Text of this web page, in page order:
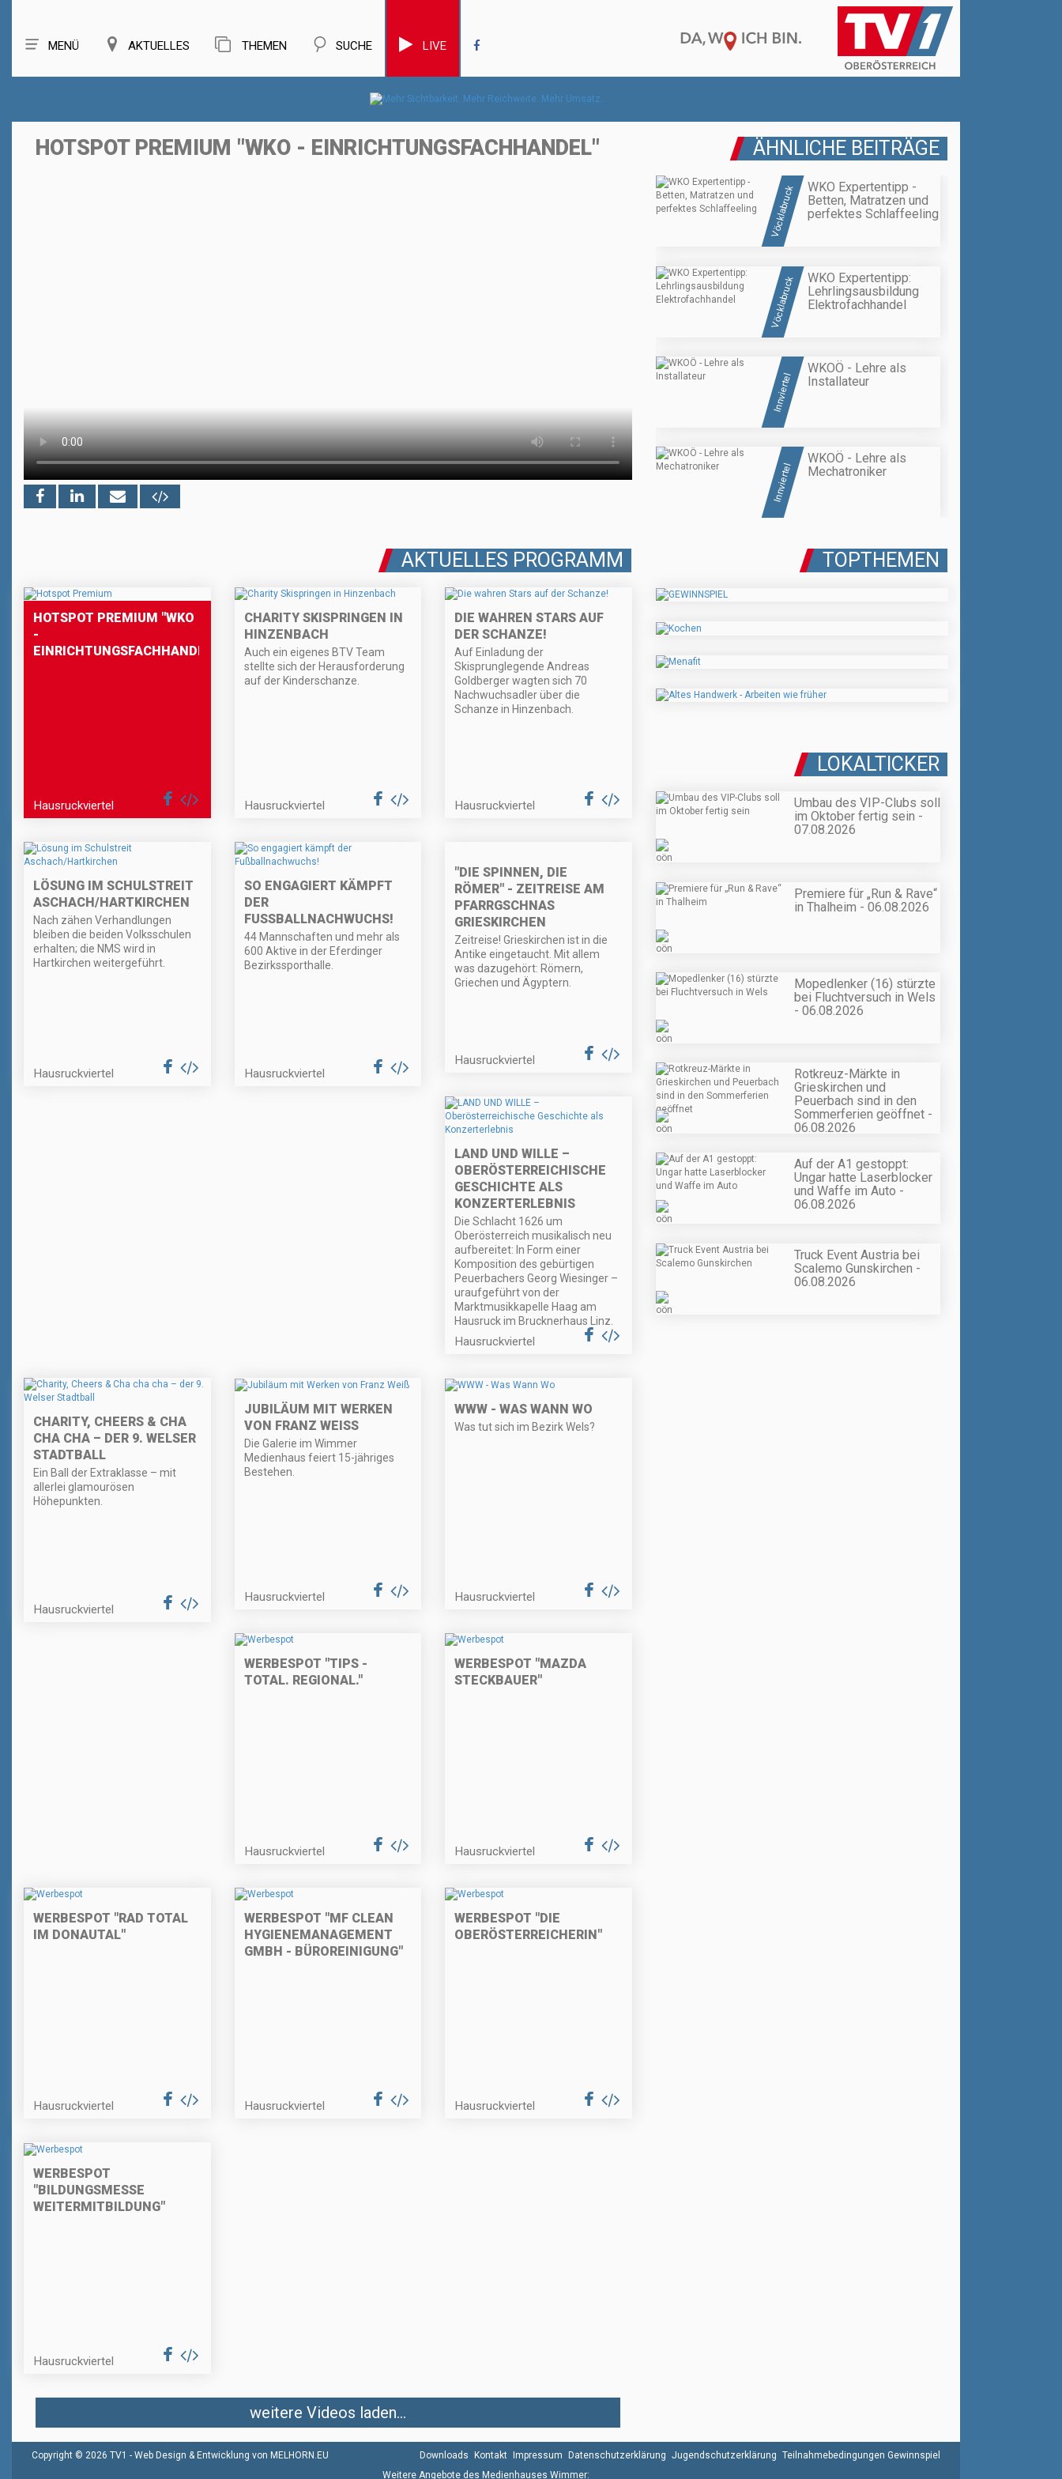
MENÜ AKTUELLES THEMEN SUCHE LIVE
HOTSPOT PREMIUM "WKO - EINRICHTUNGSFACHHANDEL" ÄHNLICHE BEITRÄGE
Vöcklabruck
WKO Expertentipp -
Betten, Matratzen und
perfektes Schlaffeeling
Vöcklabruck
WKO Expertentipp:
Lehrlingsausbildung
Elektrofachhandel
Innviertel
WKOÖ - Lehre als
Installateur
Innviertel
WKOÖ - Lehre als
Mechatroniker
AKTUELLES PROGRAMM
HOTSPOT PREMIUM "WKO
-
EINRICHTUNGSFACHHANDEL"
Hausruckviertel
CHARITY SKISPRINGEN IN
HINZENBACH
Auch ein eigenes BTV Team
stellte sich der Herausforderung
auf der Kinderschanze.
Hausruckviertel
DIE WAHREN STARS AUF
DER SCHANZE!
Auf Einladung der
Skisprunglegende Andreas
Goldberger wagten sich 70
Nachwuchsadler über die
Schanze in Hinzenbach.
Hausruckviertel
LÖSUNG IM SCHULSTREIT
ASCHACH/HARTKIRCHEN
Nach zähen Verhandlungen
bleiben die beiden Volksschulen
erhalten; die NMS wird in
Hartkirchen weitergeführt.
Hausruckviertel
SO ENGAGIERT KÄMPFT
DER
FUSSBALLNACHWUCHS!
44 Mannschaften und mehr als
600 Aktive in der Eferdinger
Bezirkssporthalle.
Hausruckviertel
"DIE SPINNEN, DIE
RÖMER" - ZEITREISE AM
PFARRGSCHNAS
GRIESKIRCHEN
Zeitreise! Grieskirchen ist in die
Antike eingetaucht. Mit allem
was dazugehört: Römern,
Griechen und Ägyptern.
Hausruckviertel
LAND UND WILLE –
OBERÖSTERREICHISCHE
GESCHICHTE ALS
KONZERTERLEBNIS
Die Schlacht 1626 um
Oberösterreich musikalisch neu
aufbereitet: In Form einer
Komposition des gebürtigen
Peuerbachers Georg Wiesinger –
uraufgeführt von der
Marktmusikkapelle Haag am
Hausruck im Brucknerhaus Linz.
Hausruckviertel
CHARITY, CHEERS & CHA
CHA CHA – DER 9. WELSER
STADTBALL
Ein Ball der Extraklasse – mit
allerlei glamourösen
Höhepunkten.
Hausruckviertel
JUBILÄUM MIT WERKEN
VON FRANZ WEISS
Die Galerie im Wimmer
Medienhaus feiert 15-jähriges
Bestehen.
Hausruckviertel
WWW - WAS WANN WO
Was tut sich im Bezirk Wels?
Hausruckviertel
WERBESPOT "TIPS -
TOTAL. REGIONAL."
Hausruckviertel
WERBESPOT "MAZDA
STECKBAUER"
Hausruckviertel
WERBESPOT "RAD TOTAL
IM DONAUTAL"
Hausruckviertel
WERBESPOT "MF CLEAN
HYGIENEMANAGEMENT
GMBH - BÜROREINIGUNG"
Hausruckviertel
WERBESPOT "DIE
OBERÖSTERREICHERIN"
Hausruckviertel
WERBESPOT
"BILDUNGSMESSE
WEITERMITBILDUNG"
Hausruckviertel
weitere Videos laden...
TOPTHEMEN
LOKALTICKER
Umbau des VIP-Clubs soll
im Oktober fertig sein -
07.08.2026
Premiere für „Run & Rave“
in Thalheim - 06.08.2026
Mopedlenker (16) stürzte
bei Fluchtversuch in Wels
- 06.08.2026
Rotkreuz-Märkte in
Grieskirchen und
Peuerbach sind in den
Sommerferien geöffnet -
06.08.2026
Auf der A1 gestoppt:
Ungar hatte Laserblocker
und Waffe im Auto -
06.08.2026
Truck Event Austria bei
Scalemo Gunskirchen -
06.08.2026
Copyright © 2026 TV1 - Web Design & Entwicklung von MELHORN.EU Downloads Kontakt Impressum Datenschutzerklärung Jugendschutzerklärung Teilnahmebedingungen Gewinnspiel
Weitere Angebote des Medienhauses Wimmer: